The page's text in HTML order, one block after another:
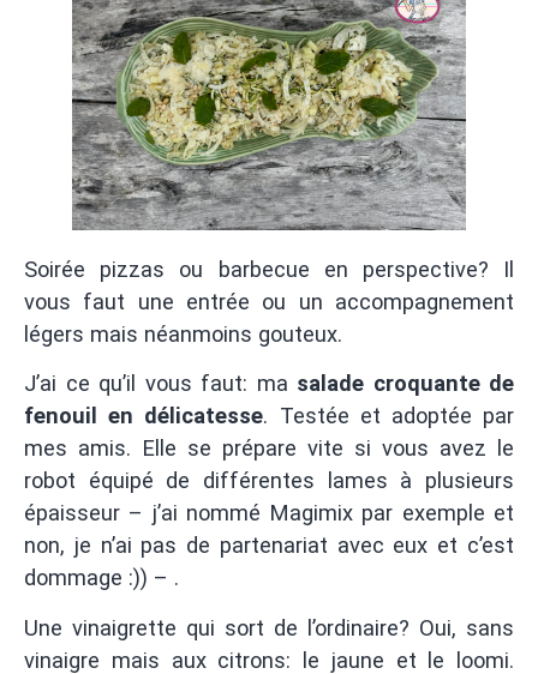
Soirée pizzas ou barbecue en perspective? Il
vous faut une entrée ou un accompagnement
légers mais néanmoins gouteux.
J’ai ce qu’il vous faut: ma salade croquante de
fenouil en délicatesse. Testée et adoptée par
mes amis. Elle se prépare vite si vous avez le
robot équipé de différentes lames à plusieurs
épaisseur – j’ai nommé Magimix par exemple et
non, je n’ai pas de partenariat avec eux et c’est
dommage :)) – .
Une vinaigrette qui sort de l’ordinaire? Oui, sans
vinaigre mais aux citrons: le jaune et le loomi.